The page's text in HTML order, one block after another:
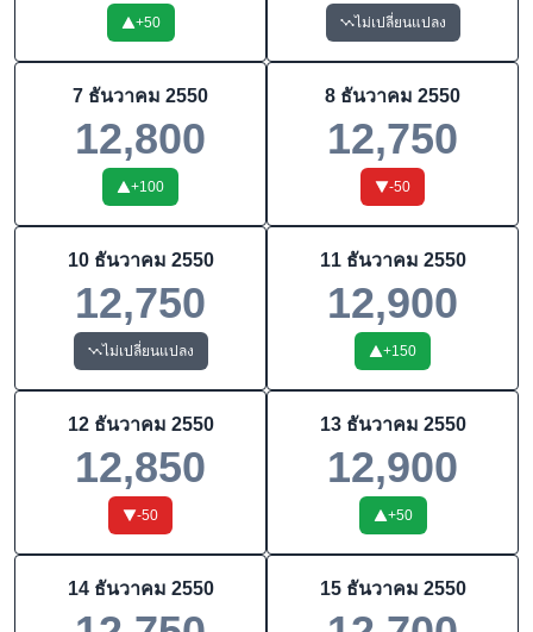
+50 ไม่เปลี่ยนแปลง
7 ธันวาคม 2550
12,800
+100
8 ธันวาคม 2550
12,750
-50
10 ธันวาคม 2550
12,750
ไม่เปลี่ยนแปลง
11 ธันวาคม 2550
12,900
+150
12 ธันวาคม 2550
12,850
-50
13 ธันวาคม 2550
12,900
+50
14 ธันวาคม 2550 15 ธันวาคม 2550